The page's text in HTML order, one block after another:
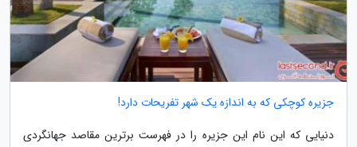
جزیره کوچکی که به اندازه یک شهر تفریحات دارد!
دنیایی که این نام این جزیره را در فهرست برترین مقاصد جهانگردی